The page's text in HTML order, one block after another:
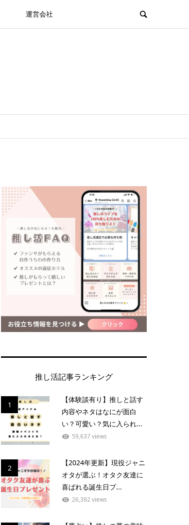
運営会社
推し活記事ランキング
1
【体験談有り】推しと話す
内容やネタはなにが面白
い？可愛い？気に入られ...
59,637 views
2
【2024年更新】現役ジャニ
オタが選ぶ！オタク友達に
喜ばれる誕生日プ...
26,392 views